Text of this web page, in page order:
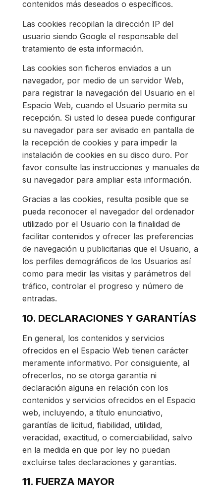
contenidos más deseados o específicos.
Las cookies recopilan la dirección IP del
usuario siendo Google el responsable del
tratamiento de esta información.
Las cookies son ficheros enviados a un
navegador, por medio de un servidor Web,
para registrar la navegación del Usuario en el
Espacio Web, cuando el Usuario permita su
recepción. Si usted lo desea puede configurar
su navegador para ser avisado en pantalla de
la recepción de cookies y para impedir la
instalación de cookies en su disco duro. Por
favor consulte las instrucciones y manuales de
su navegador para ampliar esta información.
Gracias a las cookies, resulta posible que se
pueda reconocer el navegador del ordenador
utilizado por el Usuario con la finalidad de
facilitar contenidos y ofrecer las preferencias
de navegación u publicitarias que el Usuario, a
los perfiles demográficos de los Usuarios así
como para medir las visitas y parámetros del
tráfico, controlar el progreso y número de
entradas.
10. DECLARACIONES Y GARANTÍAS
En general, los contenidos y servicios
ofrecidos en el Espacio Web tienen carácter
meramente informativo. Por consiguiente, al
ofrecerlos, no se otorga garantía ni
declaración alguna en relación con los
contenidos y servicios ofrecidos en el Espacio
web, incluyendo, a título enunciativo,
garantías de licitud, fiabilidad, utilidad,
veracidad, exactitud, o comerciabilidad, salvo
en la medida en que por ley no puedan
excluirse tales declaraciones y garantías.
11. FUERZA MAYOR